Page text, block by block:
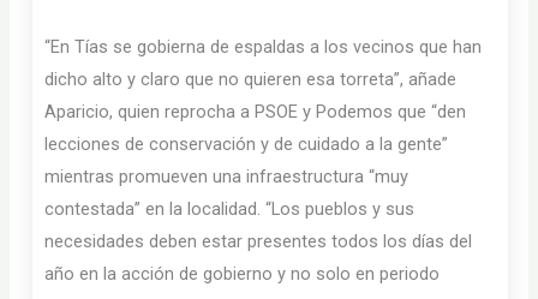
“En Tías se gobierna de espaldas a los vecinos que han
dicho alto y claro que no quieren esa torreta”, añade
Aparicio, quien reprocha a PSOE y Podemos que “den
lecciones de conservación y de cuidado a la gente”
mientras promueven una infraestructura “muy
contestada” en la localidad. “Los pueblos y sus
necesidades deben estar presentes todos los días del
año en la acción de gobierno y no solo en periodo